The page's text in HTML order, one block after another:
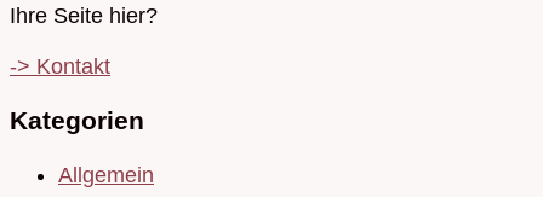
Ihre Seite hier?
-> Kontakt
Kategorien
Allgemein